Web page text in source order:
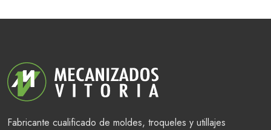
Fabricante cualificado de moldes, troqueles y utillajes